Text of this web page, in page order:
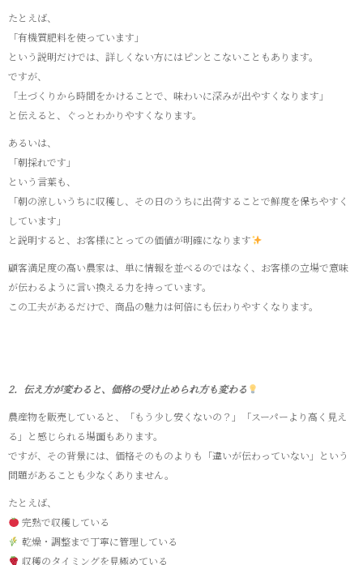
たとえば、
「有機質肥料を使っています」
という説明だけでは、詳しくない方にはピンとこないこともあります。
ですが、
「土づくりから時間をかけることで、味わいに深みが出やすくなります」
と伝えると、ぐっとわかりやすくなります。
あるいは、
「朝採れです」
という言葉も、
「朝の涼しいうちに収穫し、その日のうちに出荷することで鮮度を保ちやすく
しています」
と説明すると、お客様にとっての価値が明確になります
顧客満足度の高い農家は、単に情報を並べるのではなく、お客様の立場で意味
が伝わるように言い換える力を持っています。
この工夫があるだけで、商品の魅力は何倍にも伝わりやすくなります。
2．伝え方が変わると、価格の受け止められ方も変わる
農産物を販売していると、「もう少し安くないの？」「スーパーより高く見え
る」と感じられる場面もあります。
ですが、その背景には、価格そのものよりも「違いが伝わっていない」という
問題があることも少なくありません。
たとえば、
完熟で収穫している
乾燥・調整まで丁寧に管理している
収穫のタイミングを見極めている